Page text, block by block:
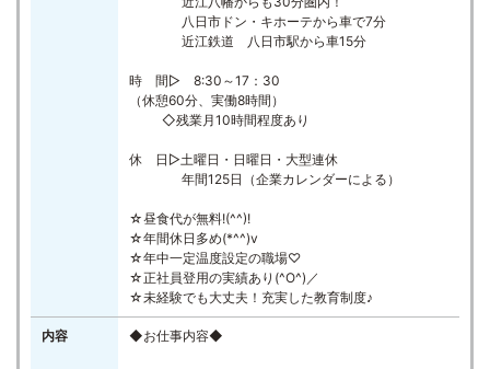
八日市ドン・キホーテから車で7分
近江鉄道 八日市駅から車15分
時 間▷ 8:30～17：30
（休憩60分、実働8時間）
◇残業月10時間程度あり
休 日▷土曜日・日曜日・大型連休
年間125日（企業カレンダーによる）
☆昼食代が無料!(^^)!
☆年間休日多め(*^^)v
☆年中一定温度設定の職場♡
☆正社員登用の実績あり(^O^)／
☆未経験でも大丈夫！充実した教育制度♪
内容 ◆お仕事内容◆